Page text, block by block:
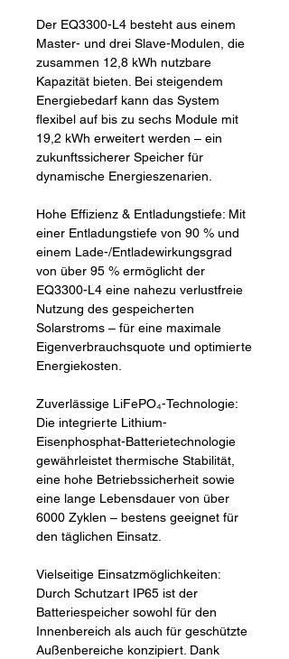
Der EQ3300-L4 besteht aus einem
Master- und drei Slave-Modulen, die
zusammen 12,8 kWh nutzbare
Kapazität bieten. Bei steigendem
Energiebedarf kann das System
flexibel auf bis zu sechs Module mit
19,2 kWh erweitert werden – ein
zukunftssicherer Speicher für
dynamische Energieszenarien.
Hohe Effizienz & Entladungstiefe: Mit
einer Entladungstiefe von 90 % und
einem Lade-/Entladewirkungsgrad
von über 95 % ermöglicht der
EQ3300-L4 eine nahezu verlustfreie
Nutzung des gespeicherten
Solarstroms – für eine maximale
Eigenverbrauchsquote und optimierte
Energiekosten.
Zuverlässige LiFePO₄-Technologie:
Die integrierte Lithium-
Eisenphosphat-Batterietechnologie
gewährleistet thermische Stabilität,
eine hohe Betriebssicherheit sowie
eine lange Lebensdauer von über
6000 Zyklen – bestens geeignet für
den täglichen Einsatz.
Vielseitige Einsatzmöglichkeiten:
Durch Schutzart IP65 ist der
Batteriespeicher sowohl für den
Innenbereich als auch für geschützte
Außenbereiche konzipiert. Dank